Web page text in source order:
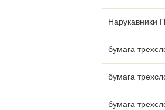
Нарукавники
бумага
бумага
бумага